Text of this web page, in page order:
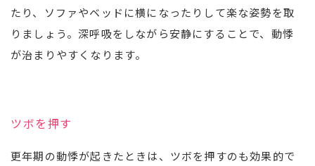
たり、ソファやベッドに横になったりして楽な姿勢を取
りましょう。深呼吸をしながら安静にすることで、動悸
が治まりやすくなります。
ツボを押す
更年期の動悸が起きたときは、ツボを押すのも効果的で